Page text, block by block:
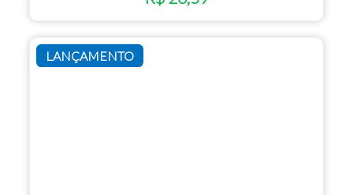
LANÇAMENTO